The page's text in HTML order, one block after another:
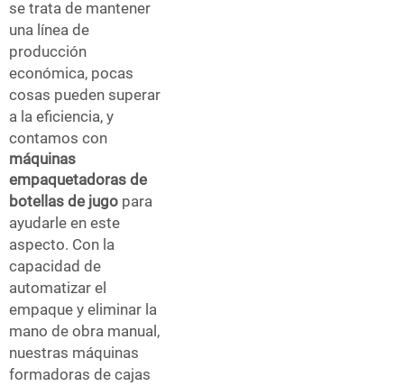
se trata de mantener
una línea de
producción
económica, pocas
cosas pueden superar
a la eficiencia, y
contamos con
máquinas
empaquetadoras de
botellas de jugo para
ayudarle en este
aspecto. Con la
capacidad de
automatizar el
empaque y eliminar la
mano de obra manual,
nuestras máquinas
formadoras de cajas